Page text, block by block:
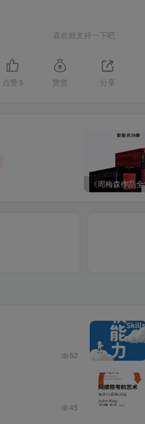
喜欢就支持一下吧
点赞 5 赞赏 分享
62
45